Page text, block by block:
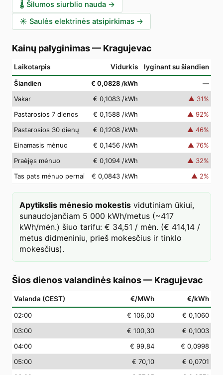
🌡️ Šilumos siurblio nauda →
☀️ Saulės elektrinės atsipirkimas →
Kainų palyginimas— Kragujevac
Laikotarpis Vidurkis lyginant su šiandien
Šiandien € 0,0828 /kWh
—
Vakar
€ 0,1083 /kWh ▲ 31%
Pastarosios 7 dienos
€ 0,1588 /kWh ▲ 92%
Pastarosios 30 dienų
€ 0,1208 /kWh ▲ 46%
Einamasis mėnuo
€ 0,1456 /kWh ▲ 76%
Praėjęs mėnuo
€ 0,1094 /kWh ▲ 32%
Tas pats mėnuo pernai
€ 0,0843 /kWh ▲ 2%
Apytikslis mėnesio mokestis vidutiniam ūkiui,
sunaudojančiam 5 000 kWh/metus (~417
kWh/mėn.) šiuo tarifu: € 34,51 / mėn. (€ 414,14 /
metus didmeniniu, prieš mokesčius ir tinklo
mokesčius).
Šios dienos valandinės kainos— Kragujevac
Valanda (CEST) €/MWh €/kWh
02:00 € 106,00
€ 0,1060
03:00 € 100,30
€ 0,1003
04:00 € 99,84
€ 0,0998
05:00 € 70,10
€ 0,0701